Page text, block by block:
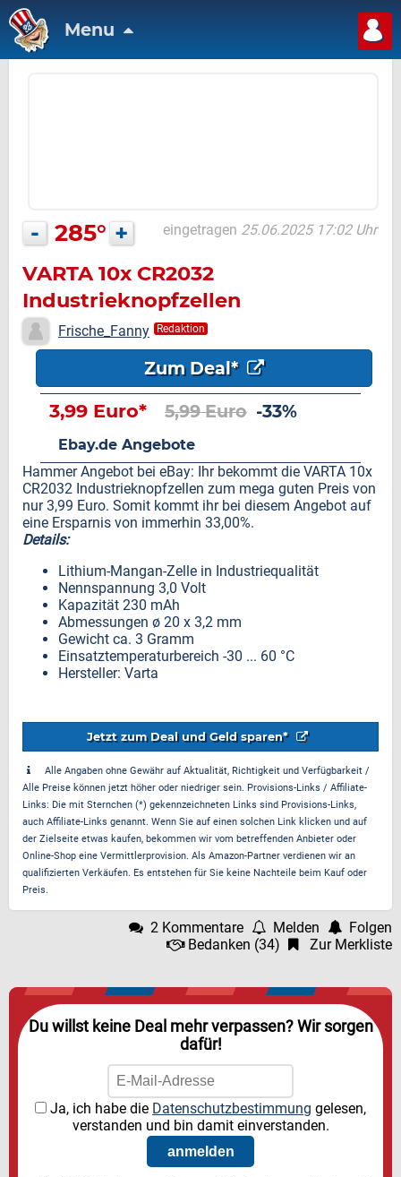
Menu
- 285° + eingetragen 25.06.2025 17:02 Uhr
VARTA 10x CR2032
Industrieknopfzellen
Frische_Fanny Redaktion
Zum Deal*
3,99 Euro* 5,99 Euro -33%
Ebay.de Angebote
Hammer Angebot bei eBay: Ihr bekommt die VARTA 10x
CR2032 Industrieknopfzellen zum mega guten Preis von
nur 3,99 Euro. Somit kommt ihr bei diesem Angebot auf
eine Ersparnis von immerhin 33,00%.
Details:
Lithium-Mangan-Zelle in Industriequalität
Nennspannung 3,0 Volt
Kapazität 230 mAh
Abmessungen ø 20 x 3,2 mm
Gewicht ca. 3 Gramm
Einsatztemperaturbereich -30 ... 60 °C
Hersteller: Varta
Jetzt zum Deal und Geld sparen*
Alle Angaben ohne Gewähr auf Aktualität, Richtigkeit und Verfügbarkeit /
Alle Preise können jetzt höher oder niedriger sein. Provisions-Links / Affiliate-
Links: Die mit Sternchen (*) gekennzeichneten Links sind Provisions-Links,
auch Affiliate-Links genannt. Wenn Sie auf einen solchen Link klicken und auf
der Zielseite etwas kaufen, bekommen wir vom betreffenden Anbieter oder
Online-Shop eine Vermittlerprovision. Als Amazon-Partner verdienen wir an
qualifizierten Verkäufen. Es entstehen für Sie keine Nachteile beim Kauf oder
Preis.
2 Kommentare Melden
Folgen
Bedanken (34) Zur Merkliste
Du willst keine Deal mehr verpassen? Wir sorgen
dafür!
Ja, ich habe die Datenschutzbestimmung gelesen,
verstanden und bin damit einverstanden.